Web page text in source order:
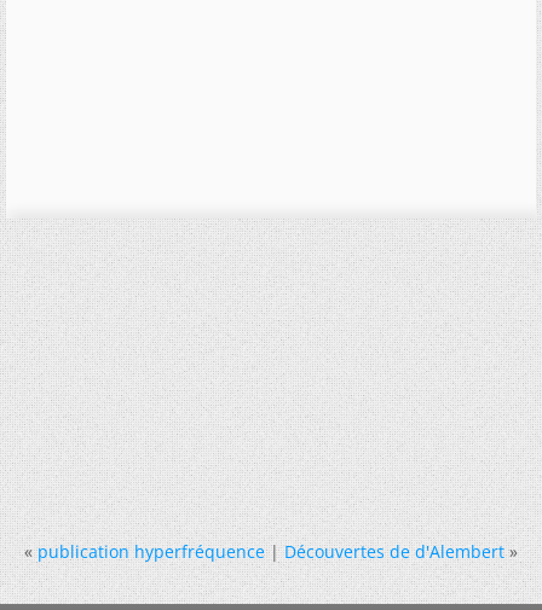
« publication hyperfréquence|Découvertes de d'Alembert »